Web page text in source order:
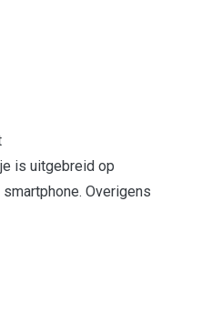
is uitgebreid op
Overigens